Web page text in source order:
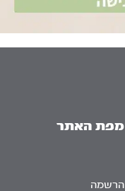
מפת האתר
הרשמה